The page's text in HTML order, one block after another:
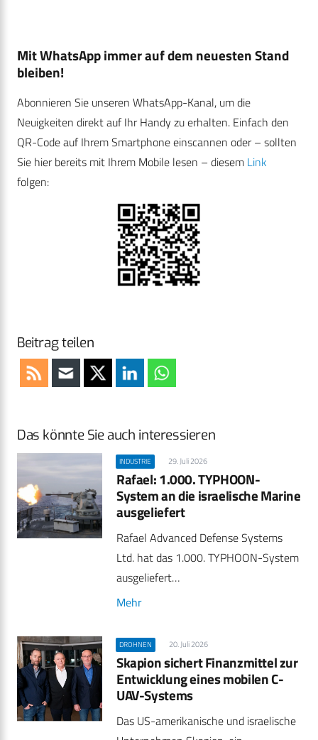
Mit WhatsApp immer auf dem neuesten Stand
bleiben!
Abonnieren Sie unseren WhatsApp-Kanal, um die
Neuigkeiten direkt auf Ihr Handy zu erhalten. Einfach den
QR-Code auf Ihrem Smartphone einscannen oder – sollten
Sie hier bereits mit Ihrem Mobile lesen – diesem Link
folgen:
Beitrag teilen
Das könnte Sie auch interessieren
INDUSTRIE 29. Juli 2026
Rafael: 1.000. TYPHOON-
System an die israelische Marine
ausgeliefert
Rafael Advanced Defense Systems
Ltd. hat das 1.000. TYPHOON-System
ausgeliefert…
Mehr
DROHNEN 20. Juli 2026
Skapion sichert Finanzmittel zur
Entwicklung eines mobilen C-
UAV-Systems
Das US-amerikanische und israelische